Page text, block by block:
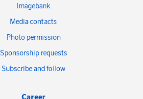
Imagebank
Media contacts
Photo permission
Sponsorship requests
Subscribe and follow
Career